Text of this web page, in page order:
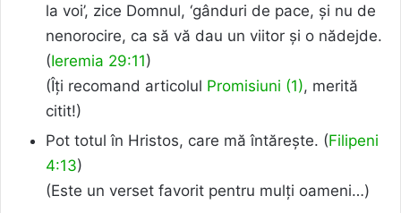
la voi’, zice Domnul, ‘gânduri de pace, și nu de
nenorocire, ca să vă dau un viitor și o nădejde.
(Ieremia 29:11)
(Îți recomand articolul Promisiuni (1), merită
citit!)
Pot totul în Hristos, care mă întărește. (Filipeni
4:13)
(Este un verset favorit pentru mulți oameni…)